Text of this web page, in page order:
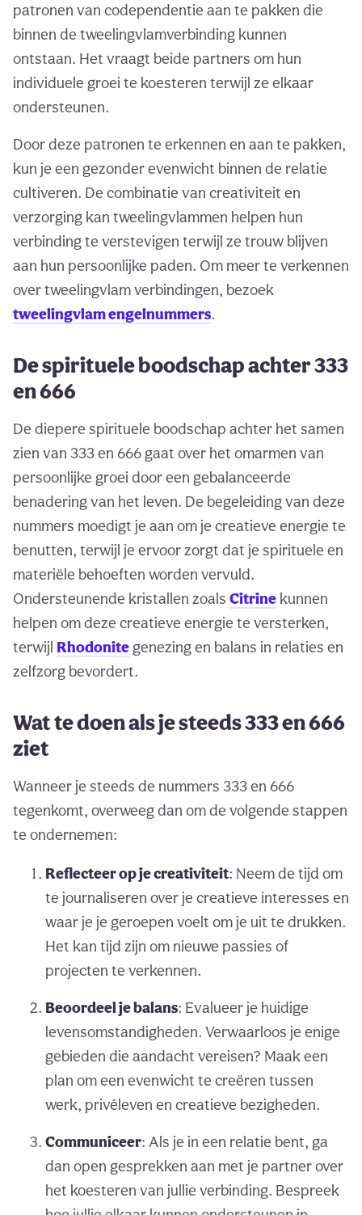
patronen van codependentie aan te pakken die
binnen de tweelingvlamverbinding kunnen
ontstaan. Het vraagt beide partners om hun
individuele groei te koesteren terwijl ze elkaar
ondersteunen.
Door deze patronen te erkennen en aan te pakken,
kun je een gezonder evenwicht binnen de relatie
cultiveren. De combinatie van creativiteit en
verzorging kan tweelingvlammen helpen hun
verbinding te verstevigen terwijl ze trouw blijven
aan hun persoonlijke paden. Om meer te verkennen
over tweelingvlam verbindingen, bezoek
tweelingvlam engelnummers.
De spirituele boodschap achter 333
en 666
De diepere spirituele boodschap achter het samen
zien van 333 en 666 gaat over het omarmen van
persoonlijke groei door een gebalanceerde
benadering van het leven. De begeleiding van deze
nummers moedigt je aan om je creatieve energie te
benutten, terwijl je ervoor zorgt dat je spirituele en
materiële behoeften worden vervuld.
Ondersteunende kristallen zoals Citrine kunnen
helpen om deze creatieve energie te versterken,
terwijl Rhodonitegenezing en balans in relaties en
zelfzorg bevordert.
Wat te doen als je steeds 333 en 666
ziet
Wanneer je steeds de nummers 333 en 666
tegenkomt, overweeg dan om de volgende stappen
te ondernemen:
Reflecteer op je creativiteit: Neem de tijd om
te journaliseren over je creatieve interesses en
waar je je geroepen voelt om je uit te drukken.
Het kan tijd zijn om nieuwe passies of
projecten te verkennen.
Beoordeel je balans: Evalueer je huidige
levensomstandigheden. Verwaarloos je enige
gebieden die aandacht vereisen? Maak een
plan om een evenwicht te creëren tussen
werk, privéleven en creatieve bezigheden.
Communiceer: Als je in een relatie bent, ga
dan open gesprekken aan met je partner over
het koesteren van jullie verbinding. Bespreek